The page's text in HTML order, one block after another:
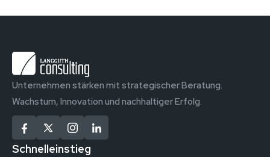
Unternehmen stärken mit strategischer Beratung.
Wachstum, Innovation und nachhaltiger Erfolg.
Schnelleinstieg